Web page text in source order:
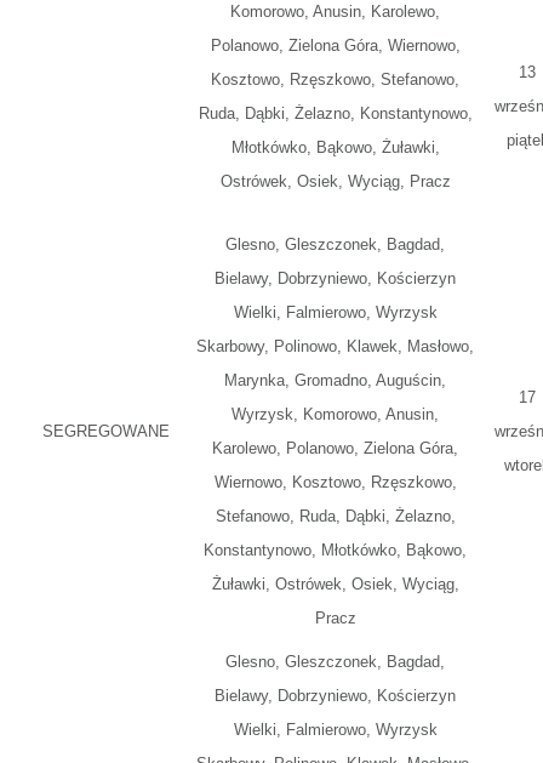
Komorowo, Anusin, Karolewo,
Polanowo, Zielona Góra, Wiernowo,
Kosztowo, Rzęszkowo, Stefanowo,
Ruda, Dąbki, Żelazno, Konstantynowo,
Młotkówko, Bąkowo, Żuławki,
Ostrówek, Osiek, Wyciąg, Pracz
13
SEGREGOWANE
Glesno, Gleszczonek, Bagdad,
Bielawy, Dobrzyniewo, Kościerzyn
Wielki, Falmierowo, Wyrzysk
Skarbowy, Polinowo, Klawek, Masłowo,
Marynka, Gromadno, Auguścin,
Wyrzysk, Komorowo, Anusin,
Karolewo, Polanowo, Zielona Góra,
Wiernowo, Kosztowo, Rzęszkowo,
Stefanowo, Ruda, Dąbki, Żelazno,
Konstantynowo, Młotkówko, Bąkowo,
Żuławki, Ostrówek, Osiek, Wyciąg,
Pracz
17
Glesno, Gleszczonek, Bagdad,
Bielawy, Dobrzyniewo, Kościerzyn
Wielki, Falmierowo, Wyrzysk